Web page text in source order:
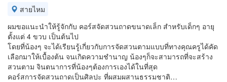
สายไหม
ผมขอแนะนำให้รู้จักกับ คอร์สจัดสวนถาดขนาดเล็ก สำหรับเด็กๆ อายุ
ตั้งแต่ 4 ขวบ เป็นต้นไป
โดยที่น้องๆ จะได้เรียนรู้เกี่ยวกับการจัดสวนตามแบบที่ทางคุณครูได้คัด
เลือกมาให้เบื้องต้น จนเกิดความชำนาญ น้องๆก็จะสามารถที่จะสร้าง
สวนตาม จินตนาการที่น้องๆต้องการเองได้ในที่สุด
คอร์สการจัดสวนถาดเป็นศิลปะ ที่ผสมผสานธรรมชาติ…